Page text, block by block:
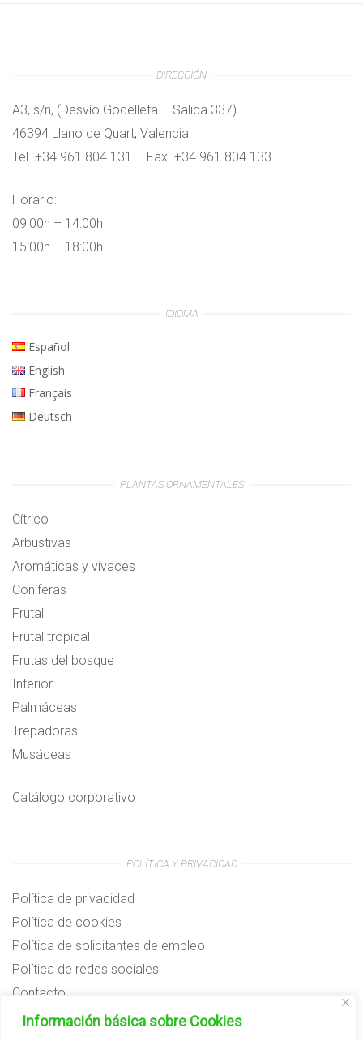
Información básica sobre Cookies
DIRECCIÓN
A3, s/n, (Desvío Godelleta – Salida 337)
46394 Llano de Quart, Valencia
Tel. +34 961 804 131 – Fax. +34 961 804 133
Horario:
09:00h – 14:00h
15:00h – 18:00h
IDIOMA
Español
English
Français
Deutsch
PLANTAS ORNAMENTALES
Cítrico
Arbustivas
Aromáticas y vivaces
Coníferas
Frutal
Frutal tropical
Frutas del bosque
Interior
Palmáceas
Trepadoras
Musáceas
Catálogo corporativo
POLÍTICA Y PRIVACIDAD
Política de privacidad
Política de cookies
Política de solicitantes de empleo
Política de redes sociales
Contacto
Preguntas frecuentes